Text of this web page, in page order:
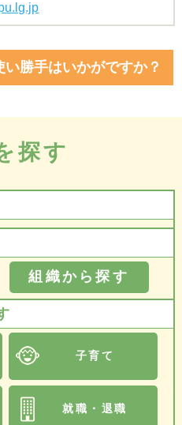
勝手はいかがですか？
探す
組織から探す
子育て
就職・退職